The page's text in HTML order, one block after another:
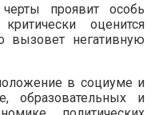
проявит особь
оценится
негативную
в социуме и
образовательных и